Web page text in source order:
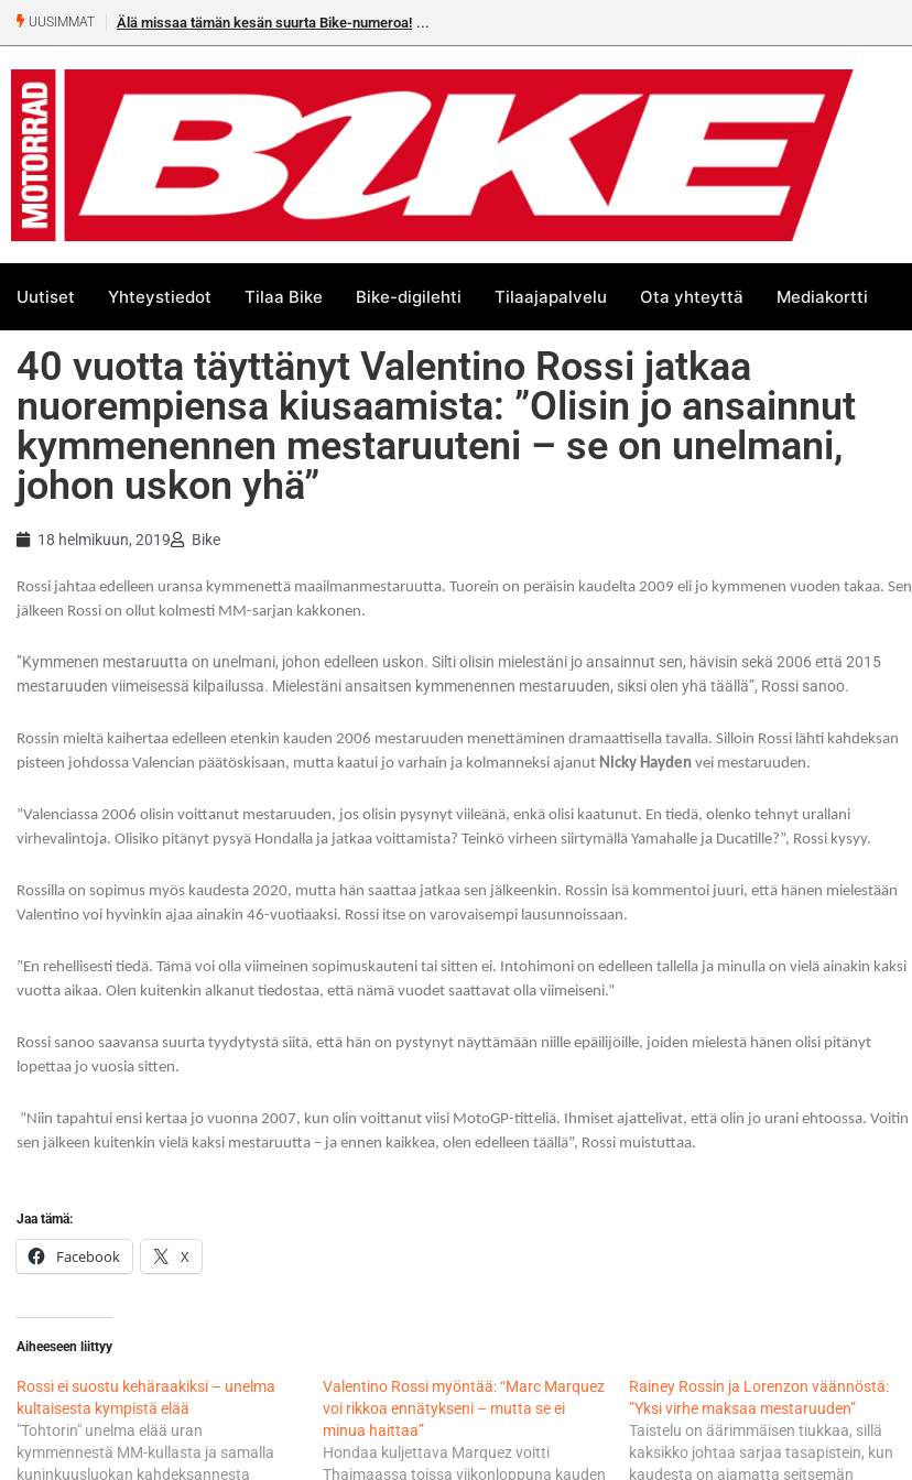
UUSIMMAT Älä missaa tämän kesän suurta Bike-numeroa!
Uutiset Yhteystiedot Tilaa Bike Bike-digilehti Tilaajapalvelu Ota yhteyttä Mediakortti
40 vuotta täyttänyt Valentino Rossi jatkaa
nuorempiensa kiusaamista: ”Olisin jo ansainnut
kymmenennen mestaruuteni – se on unelmani,
johon uskon yhä”
18 helmikuun, 2019 Bike
Rossi jahtaa edelleen uransa kymmenettä maailmanmestaruutta. Tuorein on peräisin kaudelta 2009 eli jo kymmenen vuoden takaa. Sen
jälkeen Rossi on ollut kolmesti MM-sarjan kakkonen.
”Kymmenen mestaruutta on unelmani, johon edelleen uskon. Silti olisin mielestäni jo ansainnut sen, hävisin sekä 2006 että 2015
mestaruuden viimeisessä kilpailussa. Mielestäni ansaitsen kymmenennen mestaruuden, siksi olen yhä täällä”, Rossi sanoo.
Rossin mieltä kaihertaa edelleen etenkin kauden 2006 mestaruuden menettäminen dramaattisella tavalla. Silloin Rossi lähti kahdeksan
pisteen johdossa Valencian päätöskisaan, mutta kaatui jo varhain ja kolmanneksi ajanut Nicky Hayden vei mestaruuden.
”Valenciassa 2006 olisin voittanut mestaruuden, jos olisin pysynyt viileänä, enkä olisi kaatunut. En tiedä, olenko tehnyt urallani
virhevalintoja. Olisiko pitänyt pysyä Hondalla ja jatkaa voittamista? Teinkö virheen siirtymällä Yamahalle ja Ducatille?”, Rossi kysyy.
Rossilla on sopimus myös kaudesta 2020, mutta hän saattaa jatkaa sen jälkeenkin. Rossin isä kommentoi juuri, että hänen mielestään
Valentino voi hyvinkin ajaa ainakin 46-vuotiaaksi. Rossi itse on varovaisempi lausunnoissaan.
”En rehellisesti tiedä. Tämä voi olla viimeinen sopimuskauteni tai sitten ei. Intohimoni on edelleen tallella ja minulla on vielä ainakin kaksi
vuotta aikaa. Olen kuitenkin alkanut tiedostaa, että nämä vuodet saattavat olla viimeiseni.”
Rossi sanoo saavansa suurta tyydytystä siitä, että hän on pystynyt näyttämään niille epäilijöille, joiden mielestä hänen olisi pitänyt
lopettaa jo vuosia sitten.
”Niin tapahtui ensi kertaa jo vuonna 2007, kun olin voittanut viisi MotoGP-titteliä. Ihmiset ajattelivat, että olin jo urani ehtoossa. Voitin
sen jälkeen kuitenkin vielä kaksi mestaruutta – ja ennen kaikkea, olen edelleen täällä”, Rossi muistuttaa.
Jaa tämä:
Facebook X
Aiheeseen liittyy
Rossi ei suostu kehäraakiksi – unelma
kultaisesta kympistä elää
"Tohtorin" unelma elää uran
kymmennestä MM-kullasta ja samalla
kuninkuusluokan kahdeksannesta
Valentino Rossi myöntää: “Marc Marquez
voi rikkoa ennätykseni – mutta se ei
minua haittaa”
Hondaa kuljettava Marquez voitti
Thaimaassa toissa viikonloppuna kauden
Rainey Rossin ja Lorenzon väännöstä:
”Yksi virhe maksaa mestaruuden”
Taistelu on äärimmäisen tiukkaa, sillä
kaksikko johtaa sarjaa tasapistein, kun
kaudesta on ajamatta seitsemän